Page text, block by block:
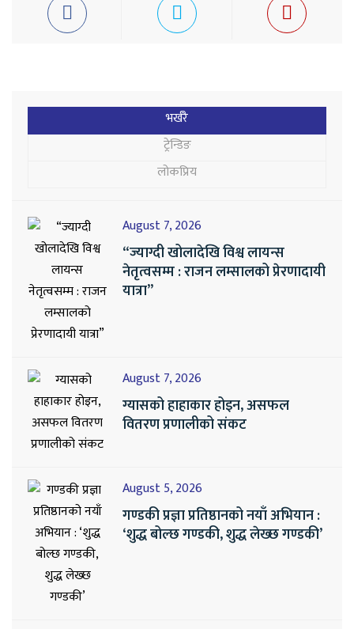
भर्खरै
ट्रेन्डिङ
लोकप्रिय
August 7, 2026
“ज्याग्दी खोलादेखि विश्व लायन्स
नेतृत्वसम्म : राजन लम्सालको प्रेरणादायी
यात्रा”
August 7, 2026
ग्यासको हाहाकार होइन, असफल
वितरण प्रणालीको संकट
August 5, 2026
गण्डकी प्रज्ञा प्रतिष्ठानको नयाँ अभियान :
‘शुद्ध बोल्छ गण्डकी, शुद्ध लेख्छ गण्डकी’